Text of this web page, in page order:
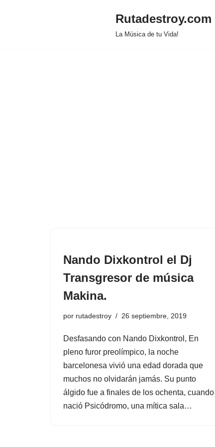
Rutadestroy.com
La Música de tu Vida!
Nando Dixkontrol el Dj
Transgresor de música
Makina.
por rutadestroy 26 septiembre, 2019
Desfasando con Nando Dixkontrol, En
pleno furor preolímpico, la noche
barcelonesa vivió una edad dorada que
muchos no olvidarán jamás. Su punto
álgido fue a finales de los ochenta, cuando
nació Psicódromo, una mítica sala…